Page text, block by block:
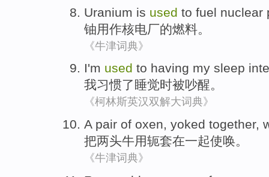
Uranium is used to fuel nuclear
铀用作核电厂的燃料。
《牛津词典》
I'm used to having my sleep
我习惯了睡觉时被吵醒。
《柯林斯英汉双解大词典》
A pair of oxen, yoked together,
把两头牛用轭套在一起使唤。
《牛津词典》